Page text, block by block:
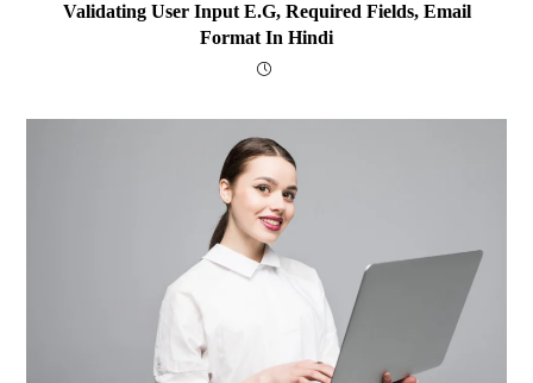
Validating User Input E.g, Required Fields, Email
Format In Hindi